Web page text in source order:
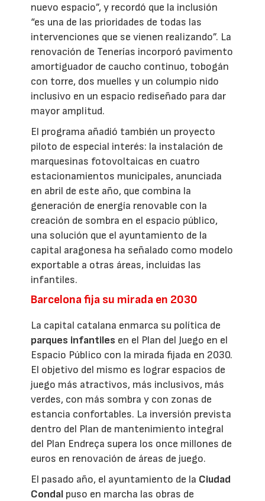
nuevo espacio”, y recordó que la inclusión
“es una de las prioridades de todas las
intervenciones que se vienen realizando”. La
renovación de Tenerías incorporó pavimento
amortiguador de caucho continuo, tobogán
con torre, dos muelles y un columpio nido
inclusivo en un espacio rediseñado para dar
mayor amplitud.
El programa añadió también un proyecto
piloto de especial interés: la instalación de
marquesinas fotovoltaicas en cuatro
estacionamientos municipales, anunciada
en abril de este año, que combina la
generación de energía renovable con la
creación de sombra en el espacio público,
una solución que el ayuntamiento de la
capital aragonesa ha señalado como modelo
exportable a otras áreas, incluidas las
infantiles.
Barcelona fija su mirada en 2030
La capital catalana enmarca su política de
parques infantiles en el Plan del Juego en el
Espacio Público con la mirada fijada en 2030.
El objetivo del mismo es lograr espacios de
juego más atractivos, más inclusivos, más
verdes, con más sombra y con zonas de
estancia confortables. La inversión prevista
dentro del Plan de mantenimiento integral
del Plan Endreça supera los once millones de
euros en renovación de áreas de juego.
El pasado año, el ayuntamiento de la Ciudad
Condal puso en marcha las obras de